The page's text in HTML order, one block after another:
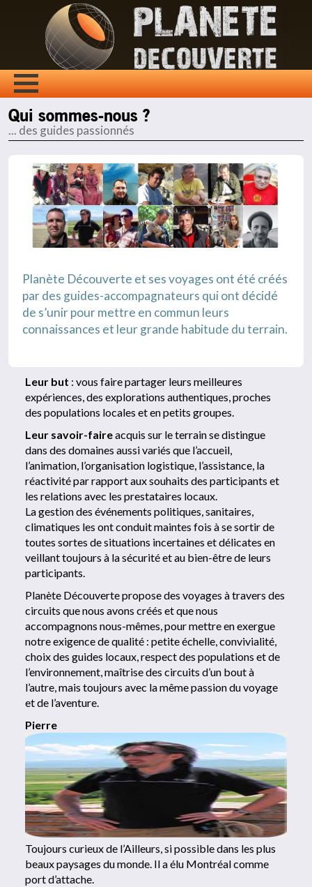
Qui sommes-nous ?
... des guides passionnés
Planète Découverte et ses voyages ont été créés
par des guides-accompagnateurs qui ont décidé
de s’unir pour mettre en commun leurs
connaissances et leur grande habitude du terrain.
Leur but : vous faire partager leurs meilleures
expériences, des explorations authentiques, proches
des populations locales et en petits groupes.
Leur savoir-faireacquis sur le terrain se distingue
dans des domaines aussi variés que l’accueil,
l’animation, l’organisation logistique, l’assistance, la
réactivité par rapport aux souhaits des participants et
les relations avec les prestataires locaux.
La gestion des événements politiques, sanitaires,
climatiques les ont conduit maintes fois à se sortir de
toutes sortes de situations incertaines et délicates en
veillant toujours à la sécurité et au bien-être de leurs
participants.
Planète Découverte propose des voyages à travers des
circuits que nous avons créés et que nous
accompagnons nous-mêmes, pour mettre en exergue
notre exigence de qualité : petite échelle, convivialité,
choix des guides locaux, respect des populations et de
l’environnement, maîtrise des circuits d’un bout à
l’autre, mais toujours avec la même passion du voyage
et de l’aventure.
Pierre
Toujours curieux de l’Ailleurs, si possible dans les plus
beaux paysages du monde. Il a élu Montréal comme
port d’attache.